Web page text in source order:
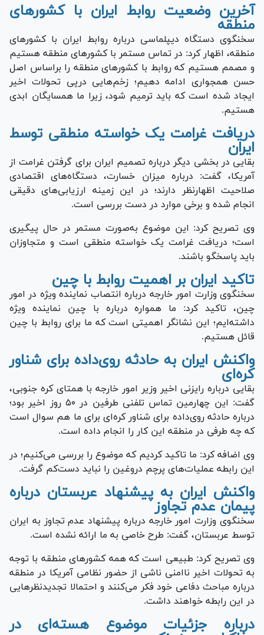
آخرین وضعیت روابط ایران با کشور‌های
منطقه
سخنگوی دستگاه دیپلماسی درباره روابط ایران با کشور‌های
منطقه، اظهار کرد: در تماس مستمر با کشور‌های منطقه هستیم
و مصمم هستیم که روابط با کشور‌های منطقه را براساس اصل
حسن همجواری ادامه دهیم؛ زخم‌هایی درپی تحولات اخیر
ایجاد شده است که باید ترمیم شود، زیرا ما همسایگان ابدی
هستیم.
دریافت غرامت یک خواسته منطقی توسط
ایران
بقایی در بخشی دیگر درباره تصمیم ایران برای گرفتن غرامت از
آمریکا، گفت: درباره میزان خسارت، دستگاه‌های اقتصادی
صلاحیت اظهارنظر دارند؛ در این زمینه ارزیابی‌های دقیقی
انجام شده و برخی موارد در دست بررسی است.
وی تصریح کرد: این موضوع به‌صورت مستمر در حال پیگیری
است؛ دریافت غرامت یک خواسته منطقی است و متجاوزان
باید پاسخگو باشند.
تاکید ایران بر اهمیت روابط با چین
سخنگوی وزارت امور خارجه درباره انتصاب نماینده ویژه در امور
چین، تاکید کرد: ما همواره درباره با چین نماینده ویژه
داشته‌ایم؛ این نشانگر اهمیتی است که ما برای روابط با چین
قائل هستیم.
واکنش ایران به حادثه روی‌داده برای شناور
کره‌ای
بقایی درباره رایزنی اخیر وزیر امور خارجه با همتای کره جنوبی،
گفت: این چهارمین تماس تلفنی طرفین در ۵۰ روز اخیر بود؛
درباره حادثه روی‌داده برای شناور کره‌ای برای ما هم سوال است
که چه طرفی در منطقه این کار را انجام داده است.
وی اضافه کرد: ما تاکید کردیم که موضوع را بررسی می‌کنیم؛ در
این رابطه عملیات‌های پرچم دروغین را نباید دست‌کم گرفت.
واکنش ایران به پیشنهاد عربستان درباره
پیمان عدم تجاوز
سخنگوی وزارت امور خارجه درباره پیشنهاد عدم تجاوز به ایران
توسط عربستان، گفت: طرح خاصی به ما ارائه نشده است.
وی تصریح کرد: طبیعی است که همه کشور‌های منطقه با توجه
به تحولات اخیر ناامنی ناشی از حضور نظامی آمریکا در منطقه
درباره مباحث دفاعی خود فکر می‌کنند و احتمالا تجدیدنظر‌هایی
در این رابطه خواهند داشت.
درباره جزئیات موضوع هسته‌ای در